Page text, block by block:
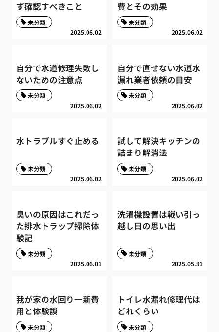
ず確認すべきこと
2025.06.02
未分類
費とその効果
2025.06.02
未分類
自分で水道修理失敗し
ないための注意点
2025.06.02
未分類
自分で直せない水道水
漏れ業者依頼の目安
2025.06.02
未分類
水トラブルすぐ止める
2025.06.02
未分類
試して解決キッチンの
詰まり解消法
2025.06.02
未分類
臭いの原因はこれだっ
た排水トラップ掃除体
験記
2025.06.01
未分類
洗濯機設置は戦い引っ
越し日の思い出
2025.05.31
未分類
我が家の水回り一新費
用と体験談
未分類
トイレ水漏れ修理代は
どれくらい
未分類